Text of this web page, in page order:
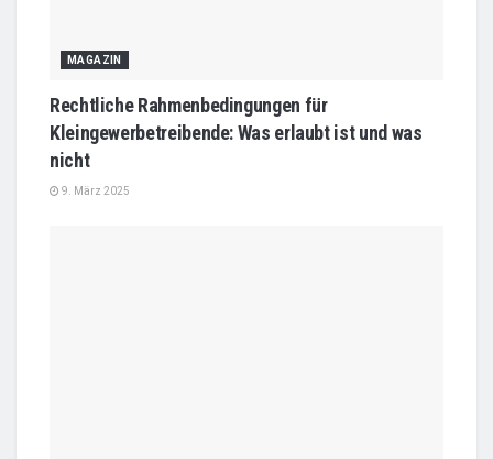
MAGAZIN
Rechtliche Rahmenbedingungen für
Kleingewerbetreibende: Was erlaubt ist und was
nicht
9. März 2025